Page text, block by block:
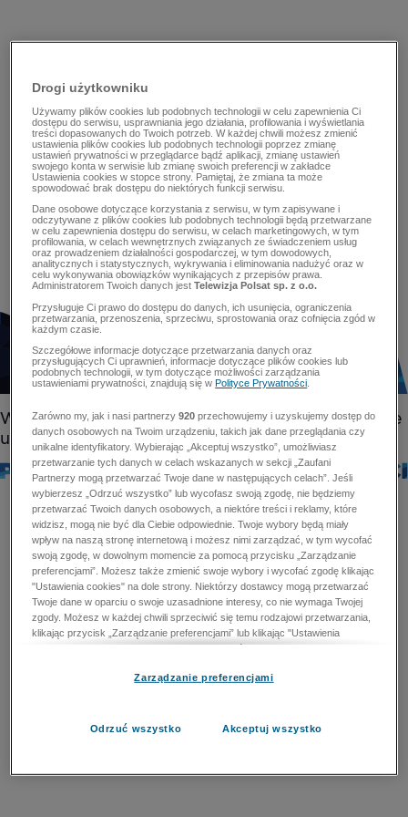
Drogi użytkowniku
Używamy plików cookies lub podobnych technologii w celu zapewnienia Ci
dostępu do serwisu, usprawniania jego działania, profilowania i wyświetlania
treści dopasowanych do Twoich potrzeb. W każdej chwili możesz zmienić
ustawienia plików cookies lub podobnych technologii poprzez zmianę
ustawień prywatności w przeglądarce bądź aplikacji, zmianę ustawień
swojego konta w serwisie lub zmianę swoich preferencji w zakładce
Ustawienia cookies w stopce strony. Pamiętaj, że zmiana ta może
spowodować brak dostępu do niektórych funkcji serwisu.
Dane osobowe dotyczące korzystania z serwisu, w tym zapisywane i
odczytywane z plików cookies lub podobnych technologii będą przetwarzane
w celu zapewnienia dostępu do serwisu, w celach marketingowych, w tym
profilowania, w celach wewnętrznych związanych ze świadczeniem usług
oraz prowadzeniem działalności gospodarczej, w tym dowodowych,
analitycznych i statystycznych, wykrywania i eliminowania nadużyć oraz w
celu wykonywania obowiązków wynikających z przepisów prawa.
Administratorem Twoich danych jestTelewizja Polsat sp. z o.o.
Przysługuje Ci prawo do dostępu do danych, ich usunięcia, ograniczenia
przetwarzania, przenoszenia, sprzeciwu, sprostowania oraz cofnięcia zgód w
każdym czasie.
Szczegółowe informacje dotyczące przetwarzania danych oraz
przysługujących Ci uprawnień, informacje dotyczące plików cookies lub
podobnych technologii, w tym dotyczące możliwości zarządzania
ustawieniami prywatności, znajdują się wPolityce Prywatności
Zarówno my, jak i nasi partnerzy920 przechowujemy i uzyskujemy dostęp do
danych osobowych na Twoim urządzeniu, takich jak dane przeglądania czy
unikalne identyfikatory. Wybierając „Akceptuj wszystko”, umożliwiasz
przetwarzanie tych danych w celach wskazanych w sekcji „Zaufani
Partnerzy mogą przetwarzać Twoje dane w następujących celach”. Jeśli
wybierzesz „Odrzuć wszystko” lub wycofasz swoją zgodę, nie będziemy
przetwarzać Twoich danych osobowych, a niektóre treści i reklamy, które
widzisz, mogą nie być dla Ciebie odpowiednie. Twoje wybory będą miały
wpływ na naszą stronę internetową i możesz nimi zarządzać, w tym wycofać
swoją zgodę, w dowolnym momencie za pomocą przycisku „Zarządzanie
preferencjami”. Możesz także zmienić swoje wybory i wycofać zgodę klikając
"Ustawienia cookies" na dole strony. Niektórzy dostawcy mogą przetwarzać
Twoje dane w oparciu o swoje uzasadnione interesy, co nie wymaga Twojej
zgody. Możesz w każdej chwili sprzeciwić się temu rodzajowi przetwarzania,
klikając przycisk „Zarządzanie preferencjami” lub klikając "Ustawienia
cookies" na dole strony. Nie możesz sprzeciwić się przetwarzaniu przez
zapobiegania oszustwom i naprawiania błędów, a w tym celu mogą zostać
przetwarzaniu danych osobowych w celu dostarczania i prezentacji reklam i
Zarządzanie preferencjami
Odrzuć wszystko Akceptuj wszystko